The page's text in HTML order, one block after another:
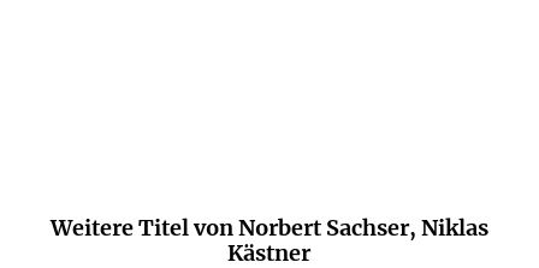
Weitere Titel von Norbert Sachser, Niklas
Kästner